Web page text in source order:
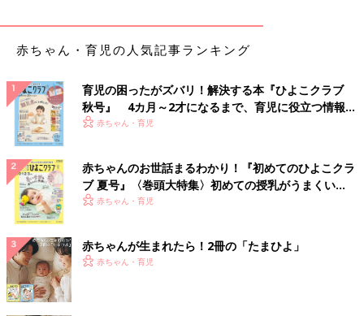
と、思っていたら『定期券を貸して』。
あのときは若かった。今思えば考えられない「貸し
借りしたもの」
「高校の時、ブルマ（歳がばれそう）を忘れました。そしたら友
人が履いているブルマを脱いで『はい』と、渡してくれました。
私は何も思わず生ぬるいブルマを履いて体育をこなし、『はい、
ありがと』と、返したら、友人も迷いなくその場で履いていまし
た。
今思えばシュールな光景よね」
赤ちゃん・育児の人気記事ランキング
育児の困ったがズバリ！解決する本『ひよこクラブ
秋号』 4カ月～2才になるまで、育児に役立つ情報が
いっぱい！
赤ちゃん・育児
赤ちゃんのお世話まるわかり！『初めてのひよこクラ
ブ 夏号』〈巻頭大特集〉初めての授乳がうまくい
く！ おっぱい・ミルクの基本と夏のトラブル 解決テ
赤ちゃん・育児
赤ちゃんが生まれたら！2冊の「たまひよ」
赤ちゃん・育児